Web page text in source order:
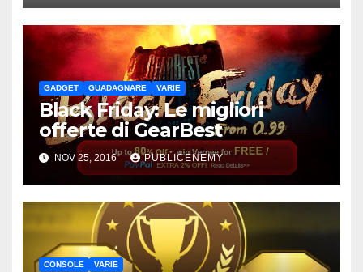
GADGET GUADAGNARE VARIE
Black Friday: Le migliori
offerte di GearBest
NOV 25, 2016 PUBLICENEMY
CONSOLE VARIE